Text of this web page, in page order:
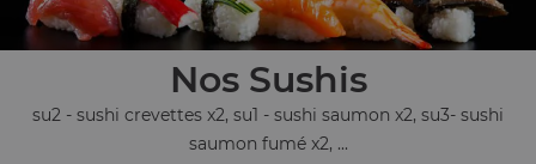
Nos Sushis
su2 - sushi crevettes x2, su1 - sushi saumon x2, su3- sushi
saumon fumé x2, ...